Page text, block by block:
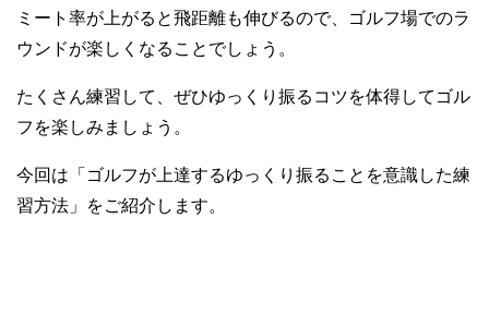
ミート率が上がると飛距離も伸びるので、ゴルフ場でのラ
ウンドが楽しくなることでしょう。
たくさん練習して、ぜひゆっくり振るコツを体得してゴル
フを楽しみましょう。
今回は「ゴルフが上達するゆっくり振ることを意識した練
習方法」をご紹介します。